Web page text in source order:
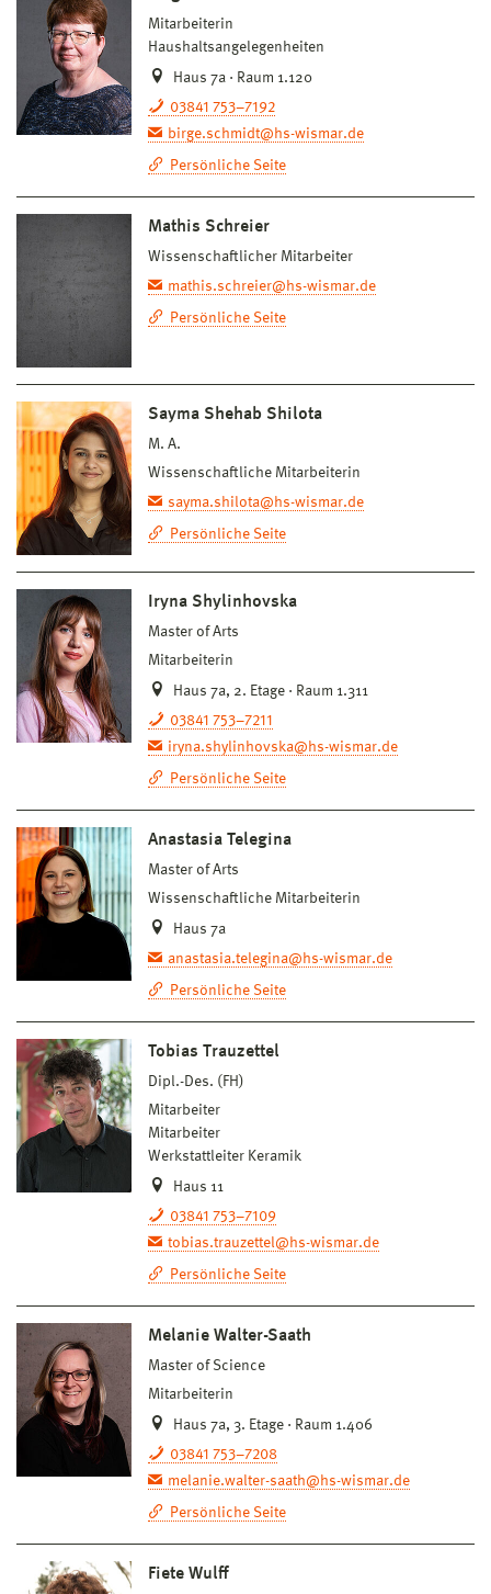
Mitarbeiterin
Haushaltsangelegenheiten
Haus 7a · Raum 1.120
03841 753–7192
birge.schmidt@hs-wismar.de
Persönliche Seite
Mathis Schreier
Wissenschaftlicher Mitarbeiter
mathis.schreier@hs-wismar.de
Persönliche Seite
Sayma Shehab Shilota
M. A.
Wissenschaftliche Mitarbeiterin
sayma.shilota@hs-wismar.de
Persönliche Seite
Iryna Shylinhovska
Master of Arts
Mitarbeiterin
Haus 7a, 2. Etage · Raum 1.311
03841 753–7211
iryna.shylinhovska@hs-wismar.de
Persönliche Seite
Anastasia Telegina
Master of Arts
Wissenschaftliche Mitarbeiterin
Haus 7a
anastasia.telegina@hs-wismar.de
Persönliche Seite
Tobias Trauzettel
Dipl.-Des. (FH)
Mitarbeiter
Mitarbeiter
Werkstattleiter Keramik
Haus 11
03841 753–7109
tobias.trauzettel@hs-wismar.de
Persönliche Seite
Melanie Walter-Saath
Master of Science
Mitarbeiterin
Haus 7a, 3. Etage · Raum 1.406
03841 753–7208
melanie.walter-saath@hs-wismar.de
Persönliche Seite
Fiete Wulff